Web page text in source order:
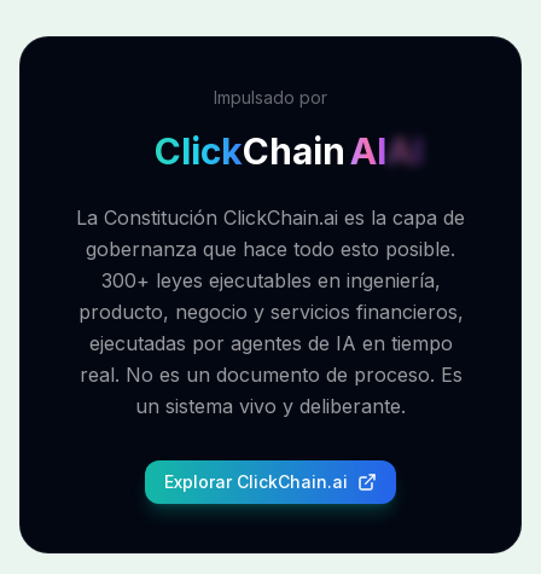
Impulsado por
ClickChainAIAI
La Constitución ClickChain.ai es la capa de
gobernanza que hace todo esto posible.
300+ leyes ejecutables en ingeniería,
producto, negocio y servicios financieros,
ejecutadas por agentes de IA en tiempo
real. No es un documento de proceso. Es
un sistema vivo y deliberante.
Explorar ClickChain.ai